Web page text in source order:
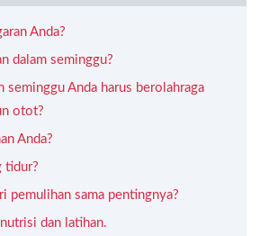
Anda?
dalam seminggu?
seminggu Anda harus berolahraga
otot?
Anda?
tidur?
pemulihan sama pentingnya?
dan latihan.